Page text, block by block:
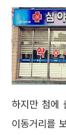
하지만 첨에
이동거리를